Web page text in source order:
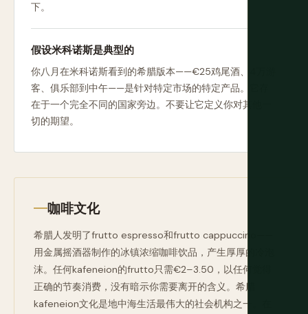
下。
假设米科诺斯是典型的
你八月在米科诺斯看到的希腊版本——€25鸡尾酒、4万游
客、俱乐部到中午——是针对特定市场的特定产品。它存
在于一个完全不同的国家旁边。不要让它定义你对其他一
切的期望。
咖啡文化
希腊人发明了frutto espresso和frutto cappuccino——
用金属摇酒器制作的冰镇浓缩咖啡饮品，产生厚厚的冷泡
沫。任何kafeneion的frutto只需€2–3.50，以任何觉得
正确的节奏消费，没有暗示你需要离开的含义。希腊
kafeneion文化是地中海生活最伟大的社会机构之一。在